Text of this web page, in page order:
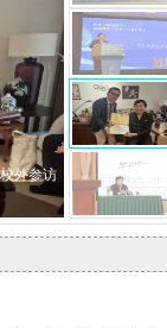
外参访